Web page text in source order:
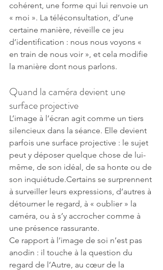
cohérent, une forme qui lui renvoie un
« moi ». La téléconsultation, d’une
certaine manière, réveille ce jeu
d’identification : nous nous voyons «
en train de nous voir », et cela modifie
la manière dont nous parlons.
Quand la caméra devient une
surface projective
L’image à l’écran agit comme un tiers
silencieux dans la séance. Elle devient
parfois une surface projective : le sujet
peut y déposer quelque chose de lui-
même, de son idéal, de sa honte ou de
son inquiétude.Certains se surprennent
à surveiller leurs expressions, d’autres à
détourner le regard, à « oublier » la
caméra, ou à s’y accrocher comme à
une présence rassurante.
Ce rapport à l’image de soi n’est pas
anodin : il touche à la question du
regard de l’Autre, au cœur de la